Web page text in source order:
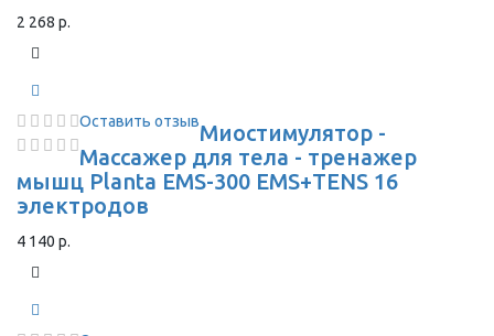
2 268 р.
Оставить отзывМиостимулятор -
Массажер для тела - тренажер
мышц Planta EMS-300 EMS+TENS 16
электродов
4 140 р.